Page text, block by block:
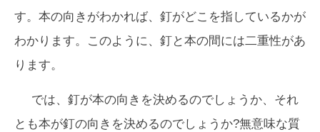
す。本の向きがわかれば、釘がどこを指しているかが
わかります。このように、釘と本の間には二重性があ
ります。
では、釘が本の向きを決めるのでしょうか、それ
とも本が釘の向きを決めるのでしょうか?無意味な質